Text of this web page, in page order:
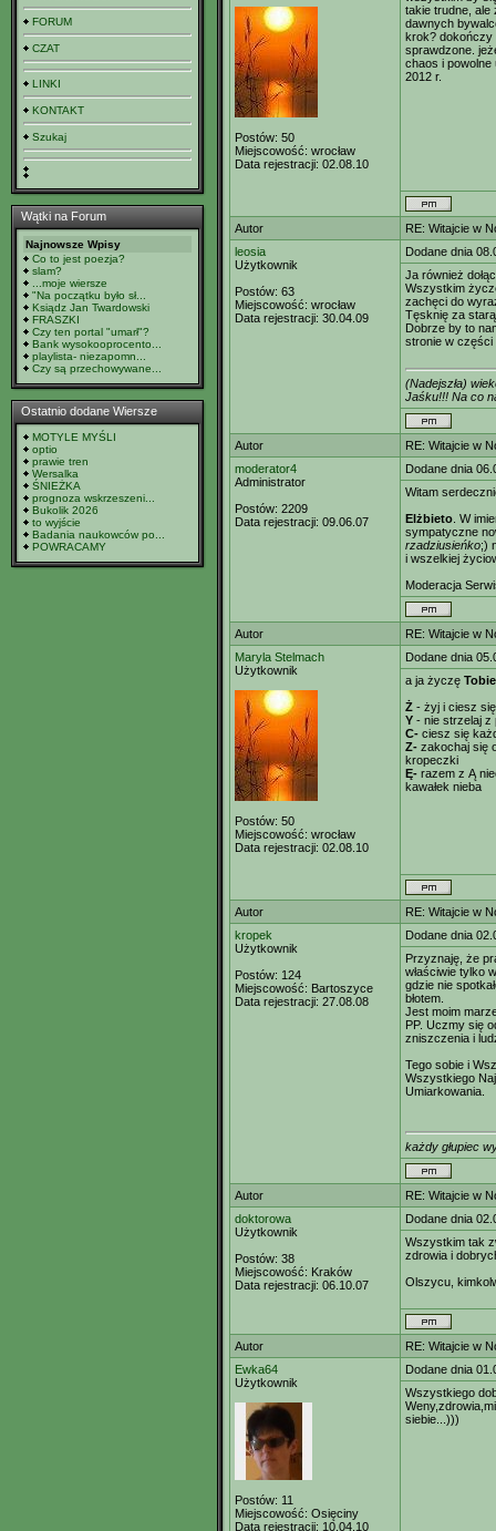
FORUM
CZAT
LINKI
KONTAKT
Szukaj
Wątki na Forum
Najnowsze Wpisy
Co to jest poezja?
slam?
...moje wiersze
"Na początku było sł...
Ksiądz Jan Twardowski
FRASZKI
Czy ten portal "umarł"?
Bank wysokooprocento...
playlista- niezapomn...
Czy są przechowywane...
Ostatnio dodane Wiersze
MOTYLE MYŚLI
optio
prawie tren
Wersalka
ŚNIEŻKA
prognoza wskrzeszeni...
Bukolik 2026
to wyjście
Badania naukowców po...
POWRACAMY
Postów: 50
Miejscowość: wrocław
Data rejestracji: 02.08.10
takie trudne, ale
dawnych
krok? dokończy
sprawdzone.
chaos i
2012 r.
Autor
RE: Witajcie w
leosia
Użytkownik
Postów: 63
Miejscowość: wrocław
Data rejestracji: 30.04.09
Dodane dnia
Ja również
Wszystkim
zachęci do
Tęsknię za
Dobrze by to
stronie w części
(Nadejszła)
Jaśku!!! Na co
Autor
RE: Witajcie w
moderator4
Administrator
Postów: 2209
Data rejestracji: 09.06.07
Dodane dnia
Witam
Elżbieto . W
sympatyczne
rzadziusieńko;)
i wszelkiej
Moderacja
Autor
RE: Witajcie w
Maryla Stelmach
Użytkownik
Postów: 50
Miejscowość: wrocław
Data rejestracji: 02.08.10
Dodane dnia
a ja życzę
Ż - żyj i ciesz
Y - nie strzelaj z
C- ciesz się
Z- zakochaj się
kropeczki
Ę- razem z Ą
kawałek nieba
Autor
RE: Witajcie w
kropek
Użytkownik
Postów: 124
Miejscowość: Bartoszyce
Data rejestracji: 27.08.08
Dodane dnia
Przyznaję, że
właściwie tylko
gdzie nie
błotem.
Jest moim
PP. Uczmy się
zniszczenia i
Tego sobie i
Wszystkiego
Umiarkowania.
każdy głupiec
Autor
RE: Witajcie w
doktorowa
Użytkownik
Postów: 38
Miejscowość: Kraków
Data rejestracji: 06.10.07
Dodane dnia
Wszystkim tak
zdrowia i
Olszycu,
Autor
RE: Witajcie w
Ewka64
Użytkownik
Postów: 11
Miejscowość: Osięciny
Data rejestracji: 10.04.10
Dodane dnia
Wszystkiego
siebie...)))